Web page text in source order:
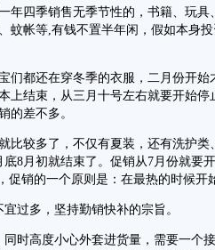
四季销售无季节性的，书籍、玩具
蚊帐等,有钱不置半年闲，假如本身
都还在穿冬季的衣服，二月份开始
上结束，从三月十号左右就要开始
的差不多。
较多了，不仅有夏装，还有洗护类
8月初就结束了。促销从7月份就要
促销的一个原则是：在最热的时候开
多，坚持勤销快补的宗旨。
高度小心外套进货量，需要一个